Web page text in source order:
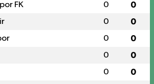
FK 0 0
0 0
0 0
0 0
0 0